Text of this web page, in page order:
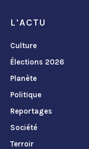
L'ACTU
Culture
Élections 2026
Planète
Politique
Reportages
Société
Terroir